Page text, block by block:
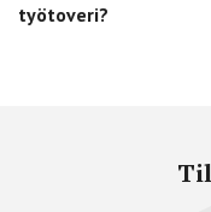
työtoveri?